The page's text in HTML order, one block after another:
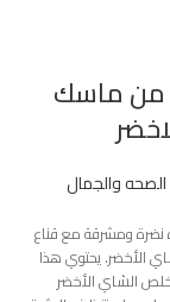
من ماسك
الصحه والجمال
ومشرقة مع قناع
الأخضر. يحتوي هذا
الشاي الأخضر